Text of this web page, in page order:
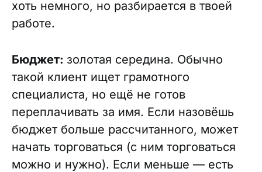
хоть немного, но разбирается в твоей
работе.
Бюджет: золотая середина. Обычно
такой клиент ищет грамотного
специалиста, но ещё не готов
переплачивать за имя. Если назовёшь
бюджет больше рассчитанного, может
начать торговаться (с ним торговаться
можно и нужно). Если меньше — есть